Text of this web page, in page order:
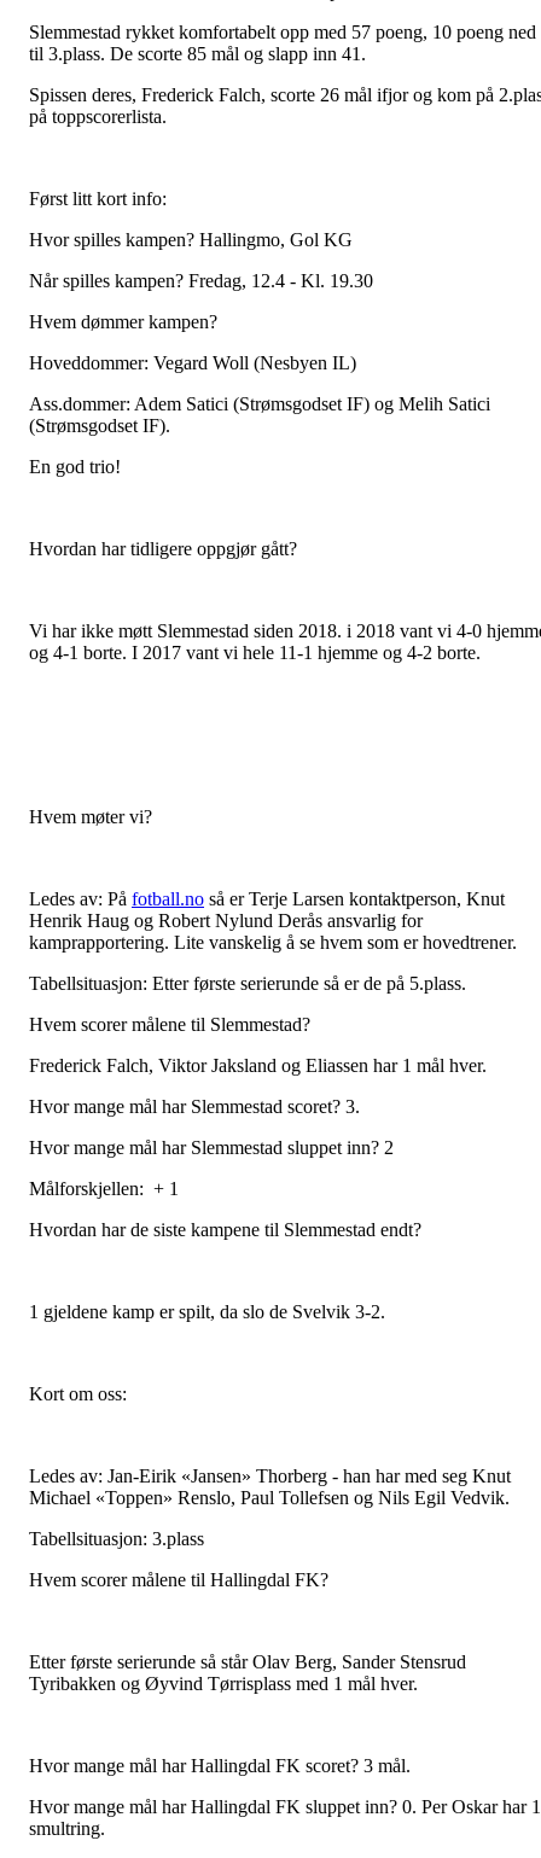
Slemmestad rykket komfortabelt opp med 57 poeng, 10 poeng ned
til 3.plass. De scorte 85 mål og slapp inn 41.
Spissen deres, Frederick Falch, scorte 26 mål ifjor og kom på
på toppscorerlista.
Først litt kort info:
Hvor spilles kampen? Hallingmo, Gol KG
Når spilles kampen? Fredag, 12.4 - Kl. 19.30
Hvem dømmer kampen?
Hoveddommer: Vegard Woll (Nesbyen IL)
Ass.dommer: Adem Satici (Strømsgodset IF) og Melih Satici
(Strømsgodset IF).
En god trio!
Hvordan har tidligere oppgjør gått?
Vi har ikke møtt Slemmestad siden 2018. i 2018 vant vi 4-0
og 4-1 borte. I 2017 vant vi hele 11-1 hjemme og 4-2 borte.
Hvem møter vi?
Ledes av: På fotball.no så er Terje Larsen kontaktperson, Knut
Henrik Haug og Robert Nylund Derås ansvarlig for
kamprapportering. Lite vanskelig å se hvem som er hovedtrener.
Tabellsituasjon: Etter første serierunde så er de på 5.plass.
Hvem scorer målene til Slemmestad?
Frederick Falch, Viktor Jaksland og Eliassen har 1 mål hver.
Hvor mange mål har Slemmestad scoret? 3.
Hvor mange mål har Slemmestad sluppet inn? 2
Målforskjellen: + 1
Hvordan har de siste kampene til Slemmestad endt?
1 gjeldene kamp er spilt, da slo de Svelvik 3-2.
Kort om oss:
Ledes av: Jan-Eirik «Jansen» Thorberg - han har med seg Knut
Michael «Toppen» Renslo, Paul Tollefsen og Nils Egil Vedvik.
Tabellsituasjon: 3.plass
Hvem scorer målene til Hallingdal FK?
Etter første serierunde så står Olav Berg, Sander Stensrud
Tyribakken og Øyvind Tørrisplass med 1 mål hver.
Hvor mange mål har Hallingdal FK scoret? 3 mål.
Hvor mange mål har Hallingdal FK sluppet inn? 0. Per Oskar har 1
smultring.